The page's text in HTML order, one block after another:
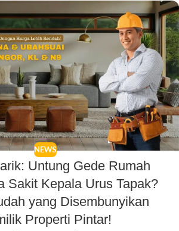
NEWS
Untung Gede Rumah
Sakit Kepala Urus Tapak?
yang Disembunyikan
Properti Pintar!